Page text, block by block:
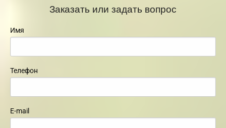
Заказать или задать вопрос
Имя
Телефон
E-mail